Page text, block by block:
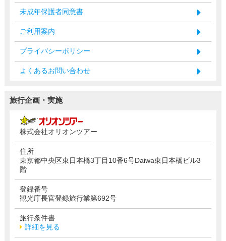
未成年保護者同意書
ご利用案内
プライバシーポリシー
よくあるお問い合わせ
旅行企画・実施
株式会社オリオンツアー
住所
東京都中央区東日本橋3丁目10番6号Daiwa東日本橋ビル3
階
登録番号
観光庁長官登録旅行業第692号
旅行条件書
詳細を見る